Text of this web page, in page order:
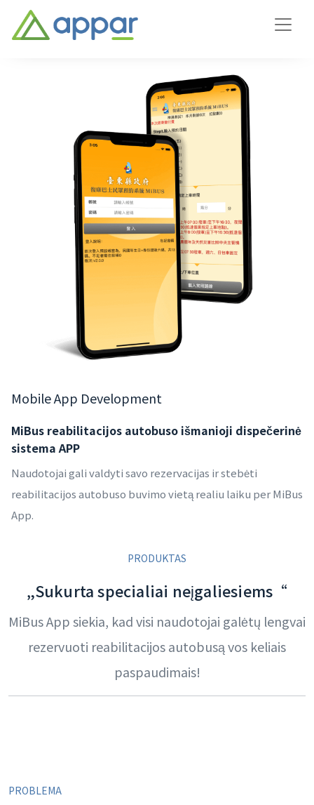
Mobile App Development
MiBus reabilitacijos autobuso išmanioji dispečerinė
sistema APP
Naudotojai gali valdyti savo rezervacijas ir stebėti
reabilitacijos autobuso buvimo vietą realiu laiku per MiBus
App.
PRODUKTAS
„Sukurta specialiai neįgaliesiems“
MiBus App siekia, kad visi naudotojai galėtų lengvai
rezervuoti reabilitacijos autobusą vos keliais
paspaudimais!
PROBLEMA